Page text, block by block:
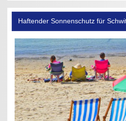
Haftender Sonnenschutz für